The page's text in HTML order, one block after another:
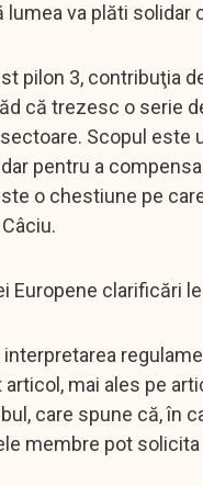
lumea va plăti
pilon 3, contribuţia
că trezesc o serie
Scopul
pentru a
o chestiune pe
Europene clarificări
mai ales pe
care spune că, în
membre pot